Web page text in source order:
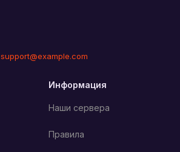
support@example.com
Информация
Наши сервера
Правила